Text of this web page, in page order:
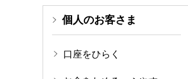
個人のお客さま
口座をひらく